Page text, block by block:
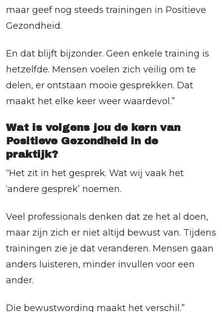
maar geef nog steeds trainingen in Positieve
Gezondheid.
En dat blijft bijzonder. Geen enkele training is
hetzelfde. Mensen voelen zich veilig om te
delen, er ontstaan mooie gesprekken. Dat
maakt het elke keer weer waardevol.”
Wat is volgens jou de kern van
Positieve Gezondheid in de
praktijk?
“Het zit in het gesprek. Wat wij vaak het
‘andere gesprek’ noemen.
Veel professionals denken dat ze het al doen,
maar zijn zich er niet altijd bewust van. Tijdens
trainingen zie je dat veranderen. Mensen gaan
anders luisteren, minder invullen voor een
ander.
Die bewustwording maakt het verschil.”